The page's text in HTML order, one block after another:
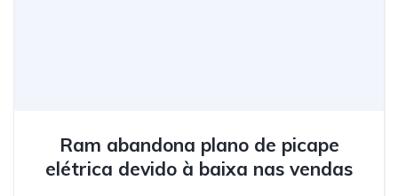
Ram abandona plano de picape
elétrica devido à baixa nas vendas